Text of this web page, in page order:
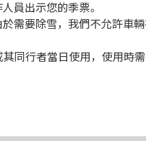
員出示您的季票。
需要除雪，我們不允許車
同行者當日使用，使用時